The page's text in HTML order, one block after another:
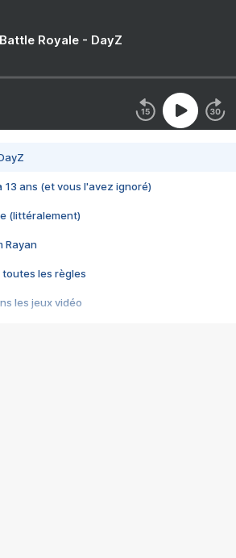
Royale - DayZ
13 ans (et vous l'avez ignoré)
(littéralement)
Rayan
toutes les règles
les jeux vidéo